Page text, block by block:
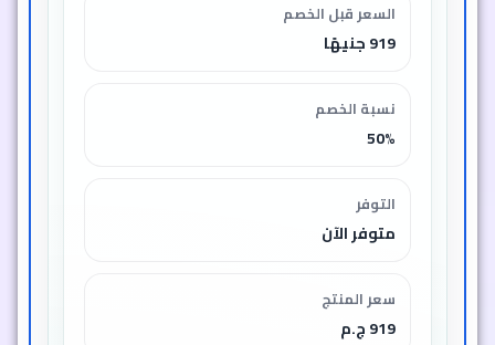
السعر قبل الخصم
919 جنيهًا
نسبة الخصم
50%
التوفر
متوفر الآن
سعر المنتج
919 ج.م